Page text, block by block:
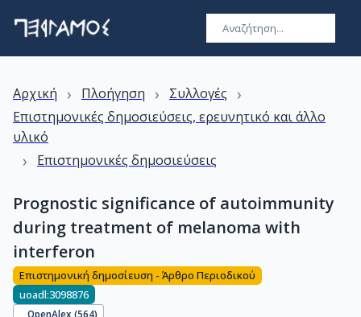
Αρχική › Πλοήγηση › Συλλογές ›
Επιστημονικές δημοσιεύσεις, ερευνητικό και άλλο
υλικό
› Επιστημονικές δημοσιεύσεις
Prognostic significance of autoimmunity
during treatment of melanoma with
interferon
Επιστημονική δημοσίευση - Άρθρο Περιοδικού
uoadl:3098876
OpenAlex (564)